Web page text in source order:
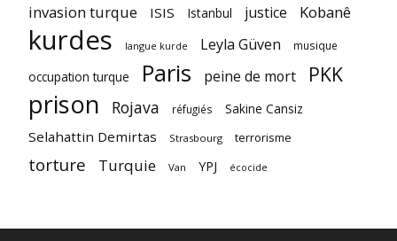
invasion turque ISIS Istanbul justice Kobanê
kurdes langue kurde Leyla Güven musique
occupation turque Paris peine de mort PKK
prison Rojava réfugiés Sakine Cansiz
Selahattin Demirtas Strasbourg terrorisme
torture Turquie Van YPJ écocide